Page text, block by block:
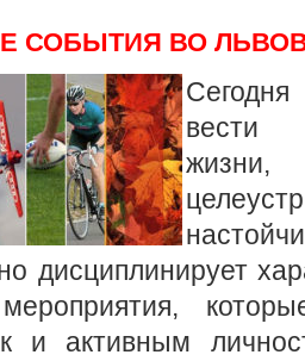
СОБЫТИЯ ВО
вести
жизни,
дисциплинирует
и активным